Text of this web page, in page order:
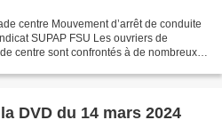
centre Mouvement d’arrêt de conduite
SUPAP FSU Les ouvriers de
centre sont confrontés à de nombreux
DVD du 14 mars 2024